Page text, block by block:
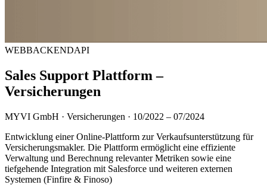
WEBBACKENDAPI
Sales Support Plattform –
Versicherungen
MYVI GmbH · Versicherungen · 10/2022 – 07/2024
Entwicklung einer Online-Plattform zur Verkaufsunterstützung für
Versicherungsmakler. Die Plattform ermöglicht eine effiziente
Verwaltung und Berechnung relevanter Metriken sowie eine
tiefgehende Integration mit Salesforce und weiteren externen
Systemen (Finfire & Finoso)